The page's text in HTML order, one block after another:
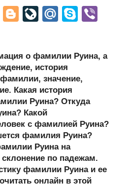
T
Bl
g
er
Li
J
o
ur
n
al
M
u
S
e
а
о фамилии Руина, а
история
значение,
Какая история
Руина? Откуда
Какой
с фамилией Руина?
фамилия Руина?
Руина на
по падежам.
фамилии Руина и ее
онлайн в этой